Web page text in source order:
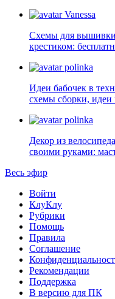
Vanessa
Схемы для вышивки
крестиком:
polinka
Идеи бабочек в
схемы сборки, идеи
polinka
Декор из
своими руками:
Весь эфир
Войти
КлуКлу
Рубрики
Помощь
Правила
Соглашение
Рекомендации
Поддержка
В версию для ПК